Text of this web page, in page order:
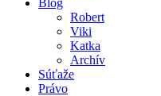
Blog
Robert
Viki
Katka
Archív
Súťaže
Právo